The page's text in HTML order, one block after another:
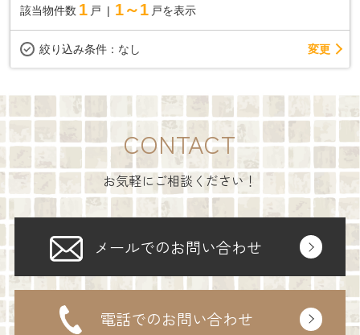
該当物件数 1 戸 1～1 戸を表示
絞り込み条件： なし 変更
CONTACT
お気軽にご相談ください！
メールでのお問い合わせ
電話でのお問い合わせ